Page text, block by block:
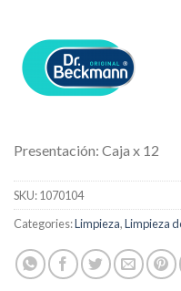
Presentación: Caja x 12
SKU:1070104
Categories:Limpieza,Limpieza